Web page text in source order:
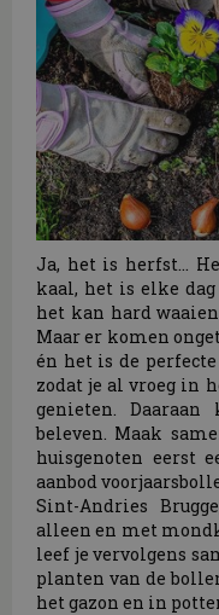
Ja, het is herfst…
kaal, het is elke
het kan hard
Maar er komen
én het is de
zodat je al vroeg in
genieten.
beleven. Maak
huisgenoten eerst
aanbod
Sint-Andries
alleen en met
leef je vervolgens
planten van de
het gazon en in